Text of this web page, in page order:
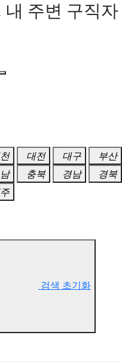
주변 구직자
대전 대구
부산
충북 경남
경북
검색 초기화